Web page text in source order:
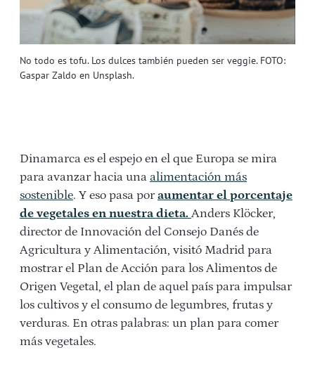
No todo es tofu. Los dulces también pueden ser veggie. FOTO:
Gaspar Zaldo en Unsplash.
Dinamarca es el espejo en el que Europa se mira
para avanzar hacia una alimentación más
sostenible. Y eso pasa poraumentar el porcentaje
de vegetales en nuestra dieta. Anders Klöcker,
director de Innovación del Consejo Danés de
Agricultura y Alimentación, visitó Madrid para
mostrar el Plan de Acción para los Alimentos de
Origen Vegetal, el plan de aquel país para impulsar
los cultivos y el consumo de legumbres, frutas y
verduras. En otras palabras: un plan para comer
más vegetales.